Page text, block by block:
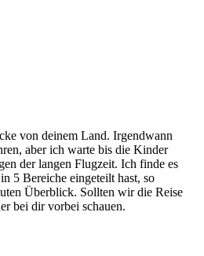
von deinem Land. Irgendwann
aber ich warte bis die Kinder
der langen Flugzeit. Ich finde es
5 Bereiche eingeteilt hast, so
Überblick. Sollten wir die Reise
bei dir vorbei schauen.